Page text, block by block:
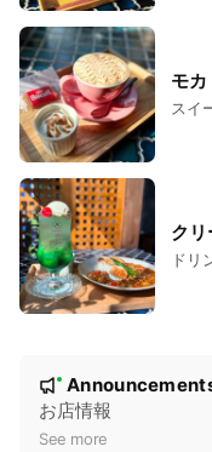
空席状況のお問い合わ
（営業中のみのご返信
また、非通知のお電話
何卒ご理解の程よろし
モカ
スイ
ク
ドリ
New
お店情報
See more